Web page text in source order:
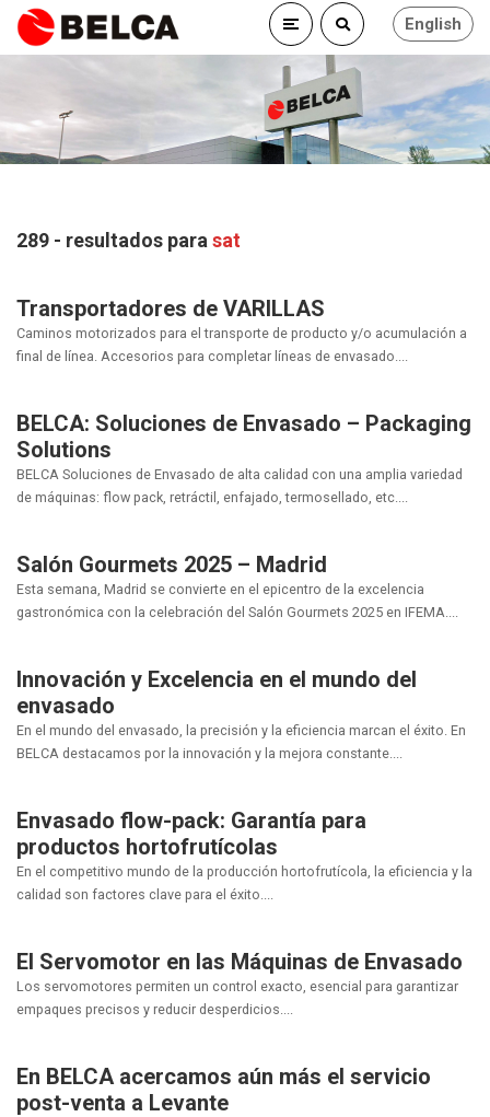
English
289 - resultados para sat
Transportadores de VARILLAS
Caminos motorizados para el transporte de producto y/o acumulación a
final de línea. Accesorios para completar líneas de envasado....
BELCA: Soluciones de Envasado – Packaging
Solutions
BELCA Soluciones de Envasado de alta calidad con una amplia variedad
de máquinas: flow pack, retráctil, enfajado, termosellado, etc....
Salón Gourmets 2025 – Madrid
Esta semana, Madrid se convierte en el epicentro de la excelencia
gastronómica con la celebración del Salón Gourmets 2025 en IFEMA....
Innovación y Excelencia en el mundo del
envasado
En el mundo del envasado, la precisión y la eficiencia marcan el éxito. En
BELCA destacamos por la innovación y la mejora constante....
Envasado flow-pack: Garantía para
productos hortofrutícolas
En el competitivo mundo de la producción hortofrutícola, la eficiencia y la
calidad son factores clave para el éxito....
El Servomotor en las Máquinas de Envasado
Los servomotores permiten un control exacto, esencial para garantizar
empaques precisos y reducir desperdicios....
En BELCA acercamos aún más el servicio
post-venta a Levante